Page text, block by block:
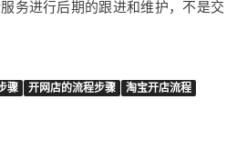
务进行后期的跟进和维护，不是交
骤 开网店的流程步骤 淘宝开店流程